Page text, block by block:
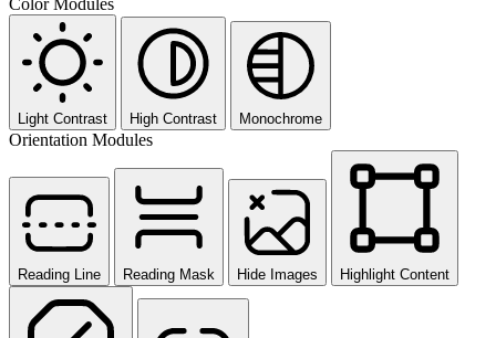
Color Modules
Light Contrast High Contrast Monochrome
Orientation Modules
Reading Line Reading Mask Hide Images Highlight Content